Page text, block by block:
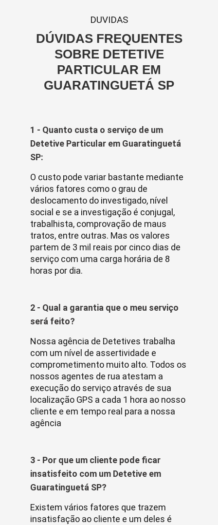
DUVIDAS
DÚVIDAS FREQUENTES
SOBRE DETETIVE
PARTICULAR EM
GUARATINGUETÁ SP
1 - Quanto custa o serviço de um
Detetive Particular em Guaratinguetá
SP:
O custo pode variar bastante mediante
vários fatores como o grau de
deslocamento do investigado, nível
social e se a investigação é conjugal,
trabalhista, comprovação de maus
tratos, entre outras. Mas os valores
partem de 3 mil reais por cinco dias de
serviço com uma carga horária de 8
horas por dia.
2 - Qual a garantia que o meu serviço
será feito?
Nossa agência de Detetives trabalha
com um nível de assertividade e
comprometimento muito alto. Todos os
nossos agentes de rua atestam a
execução do serviço através de sua
localização GPS a cada 1 hora ao nosso
cliente e em tempo real para a nossa
agência
3 - Por que um cliente pode ficar
insatisfeito com um Detetive em
Guaratinguetá SP?
Existem vários fatores que trazem
insatisfação ao cliente e um deles é